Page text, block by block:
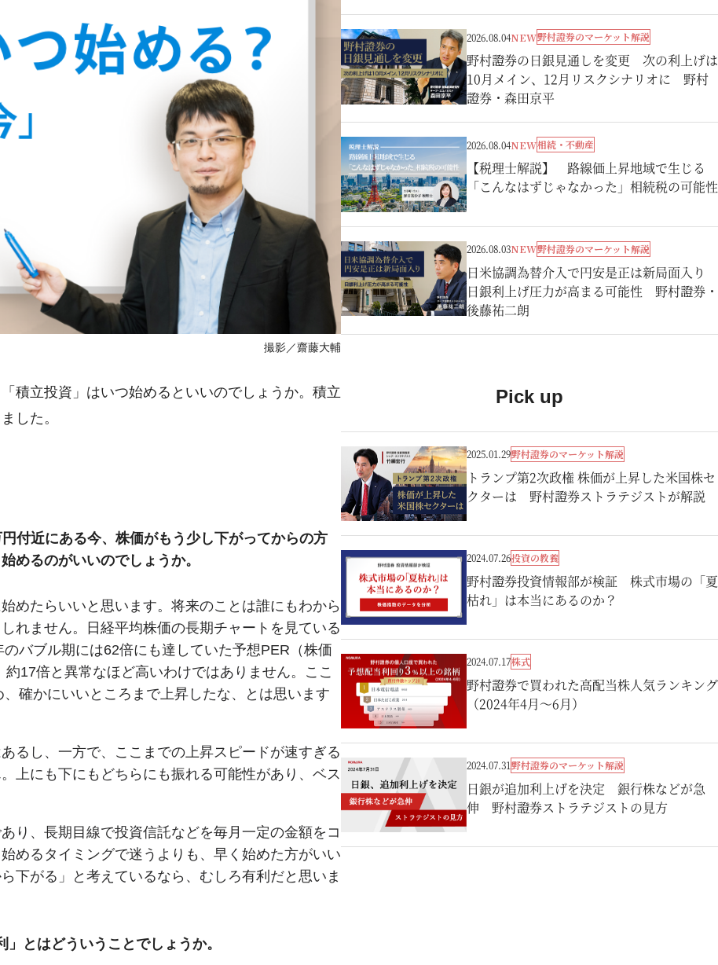
撮影／齋藤大輔
積立投資」はいつ始めるといいのでしょうか。積立
した。
付近にある今、株価がもう少し下がってからの方
めるのがいいのでしょうか。
めたらいいと思います。将来のことは誰にもわから
れません。日経平均株価の長期チャートを見ている
バブル期には62倍にも達していた予想PER（株価
17倍と異常なほど高いわけではありません。ここ
確かにいいところまで上昇したな、とは思います
るし、一方で、ここまでの上昇スピードが速すぎる
上にも下にもどちらにも振れる可能性があり、ベス
り、長期目線で投資信託などを毎月一定の金額をコ
めるタイミングで迷うよりも、早く始めた方がいい
下がる」と考えているなら、むしろ有利だと思いま
とはどういうことでしょうか。
2026.08.04NEW野村證券のマーケット解説
野村證券の日銀見通しを変更 次の利上げは
10月メイン、12月リスクシナリオに 野村
證券・森田京平
2026.08.04NEW相続・不動産
【税理士解説】 路線価上昇地域で生じる
「こんなはずじゃなかった」相続税の可能性
2026.08.03NEW野村證券のマーケット解説
日米協調為替介入で円安是正は新局面入り
日銀利上げ圧力が高まる可能性 野村證券・
後藤祐二朗
Pick up
2025.01.29野村證券のマーケット解説
トランプ第2次政権 株価が上昇した米国株セ
クターは 野村證券ストラテジストが解説
2024.07.26投資の教養
野村證券投資情報部が検証 株式市場の「夏
枯れ」は本当にあるのか？
2024.07.17株式
野村證券で買われた高配当株人気ランキング
（2024年4月～6月）
2024.07.31野村證券のマーケット解説
日銀が追加利上げを決定 銀行株などが急
伸 野村證券ストラテジストの見方